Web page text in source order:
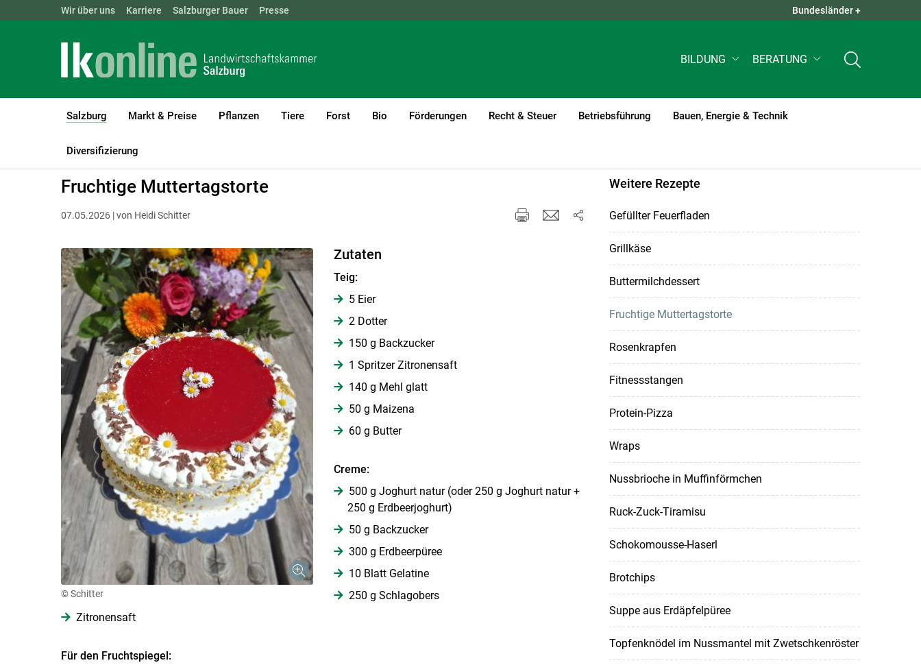
Skip to main content
Landwirtschaftskammern: ÖSTERREICH BGLD KTN QUICK LINKS +
Wir über uns Karriere Salzburger Bauer Presse Bundesländer +
BILDUNG BERATUNG
Salzburg
(current)1
Markt & Preise Pflanzen Tiere Forst Bio Förderungen Recht & Steuer Betriebsführung Bauen, Energie & Technik
Diversifizierung
LK Salzburg Salzburg
Fruchtige Muttertagstorte
07.05.2026 | von Heidi Schitter
© Schitter
Zutaten
Teig:
5 Eier
2 Dotter
150 g Backzucker
1 Spritzer Zitronensaft
140 g Mehl glatt
50 g Maizena
60 g Butter
Creme:
500 g Joghurt natur (oder 250 g Joghurt natur +
250 g Erdbeerjoghurt)
50 g Backzucker
300 g Erdbeerpüree
10 Blatt Gelatine
250 g Schlagobers
Zitronensaft
Für den Fruchtspiegel:
Weitere Rezepte
Gefüllter Feuerfladen
Grillkäse
Buttermilchdessert
Fruchtige Muttertagstorte
Rosenkrapfen
Fitnessstangen
Protein-Pizza
Wraps
Nussbrioche in Muffinförmchen
Ruck-Zuck-Tiramisu
Schokomousse-Haserl
Brotchips
Suppe aus Erdäpfelpüree
Topfenknödel im Nussmantel mit Zwetschkenröster